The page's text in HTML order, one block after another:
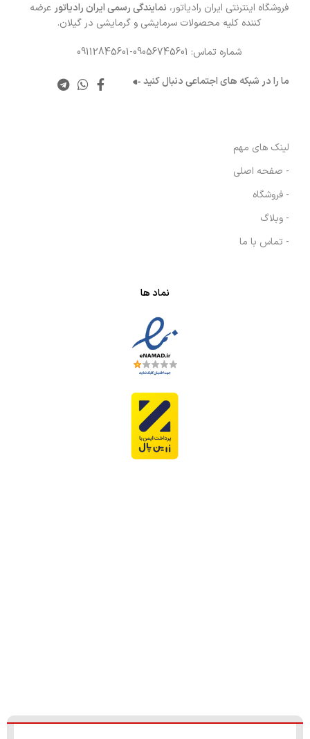
فروشگاه اینترنتی ایران رادیاتور، نمایندگی رسمی ایران رادیاتور عرضه
کننده کلیه محصولات سرمایشی و گرمایشی در گیلان.
شماره تماس: 09056745601-09112845601
ما را در شبکه های اجتماعی دنبال کنید
لینک های مهم
- صفحه اصلی
- فروشگاه
- وبلاگ
- تماس با ما
نماد ها